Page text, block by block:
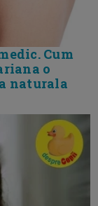
Cum
o
naturala